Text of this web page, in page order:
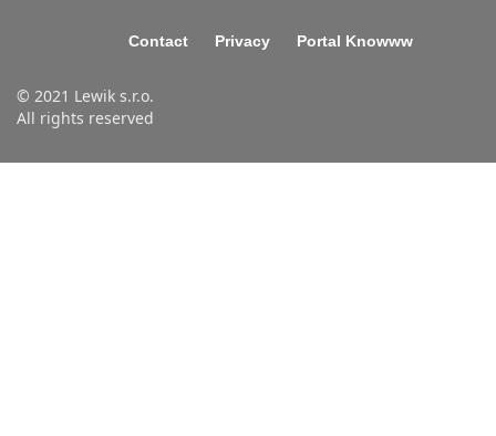
Contact Privacy Portal Knowww
© 2021 Lewik s.r.o.
All rights reserved